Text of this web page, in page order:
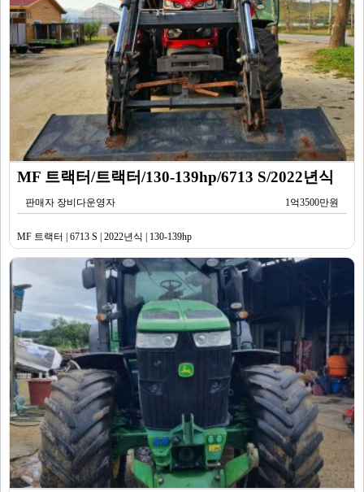
MF 트랙터/트랙터/130-139hp/6713 S/2022년식
판매자 장비다운영자 1억3500만원
MF 트랙터 | 6713 S | 2022년식 | 130-139hp